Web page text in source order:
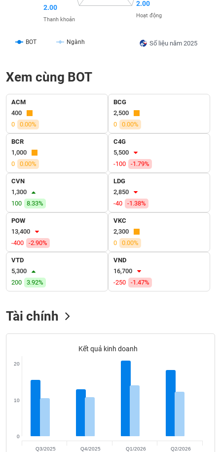
Số liệu năm 2025
BOT Ngành
2.00
Hoạt động
2.00
Thanh khoản
Xem cùng BOT
ACM
400
0
0.00%
BCG
2,500
0
0.00%
BCR
1,000
0
0.00%
C4G
5,500
-100
-1.79%
CVN
1,300
100
8.33%
LDG
2,850
-40
-1.38%
POW
13,400
-400
-2.90%
VKC
2,300
0
0.00%
VTD
5,300
200
3.92%
VND
16,700
-250
-1.47%
Tài chính
Kết quả kinh doanh
0
10
20
Q3/2025 Q4/2025 Q1/2026 Q2/2026
TÀI
CHÍNH
CÔNG
NGHỆ
THÔNG
TIN
DỊCH
VỤ
TRUYỀN
THÔNG
BẤT
ĐỘNG
Mã
Tất cả Cổ phiếu Chỉ số Chứng chỉ quỹ Chứng